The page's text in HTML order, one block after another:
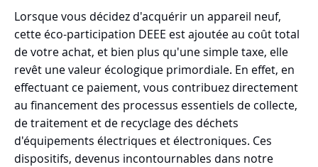
Lorsque vous décidez d'acquérir un appareil neuf,
cette éco-participation DEEE est ajoutée au coût total
de votre achat, et bien plus qu'une simple taxe, elle
revêt une valeur écologique primordiale. En effet, en
effectuant ce paiement, vous contribuez directement
au financement des processus essentiels de collecte,
de traitement et de recyclage des déchets
d'équipements électriques et électroniques. Ces
dispositifs, devenus incontournables dans notre